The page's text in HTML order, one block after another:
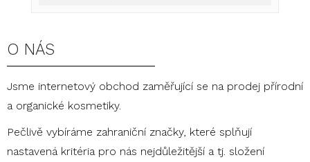
O NÁS
Jsme internetový obchod zaměřující se na prodej přírodní
a organické kosmetiky.
Pečlivě vybíráme zahraniční značky, které splňují
nastavená kritéria pro nás nejdůležitější a tj. složení